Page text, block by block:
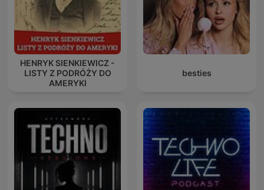
HENRYK SIENKIEWICZ -
LISTY Z PODRÓŻY DO
AMERYKI
besties